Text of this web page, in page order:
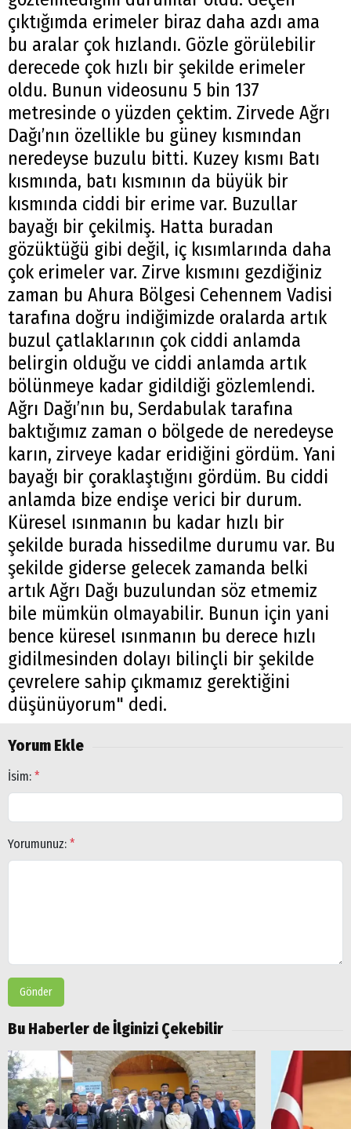
çıktığımda erimeler biraz daha azdı ama
bu aralar çok hızlandı. Gözle görülebilir
derecede çok hızlı bir şekilde erimeler
oldu. Bunun videosunu 5 bin 137
metresinde o yüzden çektim. Zirvede Ağrı
Dağı’nın özellikle bu güney kısmından
neredeyse buzulu bitti. Kuzey kısmı Batı
kısmında, batı kısmının da büyük bir
kısmında ciddi bir erime var. Buzullar
bayağı bir çekilmiş. Hatta buradan
gözüktüğü gibi değil, iç kısımlarında daha
çok erimeler var. Zirve kısmını gezdiğiniz
zaman bu Ahura Bölgesi Cehennem Vadisi
tarafına doğru indiğimizde oralarda artık
buzul çatlaklarının çok ciddi anlamda
belirgin olduğu ve ciddi anlamda artık
bölünmeye kadar gidildiği gözlemlendi.
Ağrı Dağı’nın bu, Serdabulak tarafına
baktığımız zaman o bölgede de neredeyse
karın, zirveye kadar eridiğini gördüm. Yani
bayağı bir çoraklaştığını gördüm. Bu ciddi
anlamda bize endişe verici bir durum.
Küresel ısınmanın bu kadar hızlı bir
şekilde burada hissedilme durumu var. Bu
şekilde giderse gelecek zamanda belki
artık Ağrı Dağı buzulundan söz etmemiz
bile mümkün olmayabilir. Bunun için yani
bence küresel ısınmanın bu derece hızlı
gidilmesinden dolayı bilinçli bir şekilde
çevrelere sahip çıkmamız gerektiğini
düşünüyorum" dedi.
Yorum Ekle
İsim: *
Yorumunuz: *
Gönder
Bu Haberler de İlginizi Çekebilir
Popüler
Aramalar:
Ağrı
Doğubayazıt